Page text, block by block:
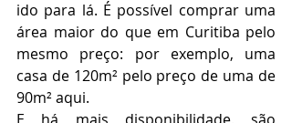
ido para lá. É possível comprar uma
área maior do que em Curitiba pelo
mesmo preço: por exemplo, uma
casa de 120m² pelo preço de uma de
90m² aqui.